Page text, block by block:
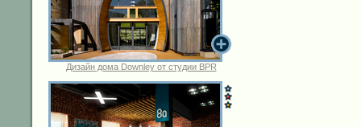
Дизайн дома Downley от студии BPR